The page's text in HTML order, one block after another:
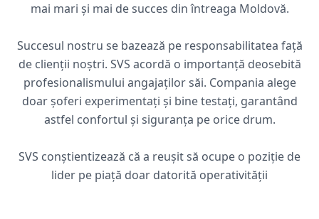
mai mari și mai de succes din întreaga Moldovă.
Succesul nostru se bazează pe responsabilitatea față
de clienții noștri. SVS acordă o importanță deosebită
profesionalismului angajaților săi. Compania alege
doar șoferi experimentați și bine testați, garantând
astfel confortul și siguranța pe orice drum.
SVS conștientizează că a reușit să ocupe o poziție de
lider pe piață doar datorită operativității